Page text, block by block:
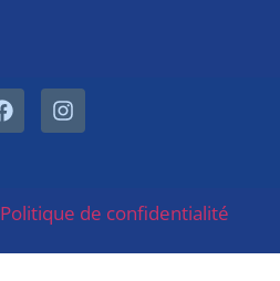
Politique de confidentialité